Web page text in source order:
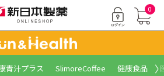
0
青汁プラス SlimoreCoffee 健康食品 〉